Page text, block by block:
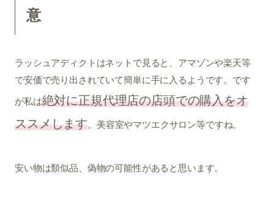
意
ラッシュアディクトはネットで見ると、アマゾンや楽天等
で安価で売り出されていて簡単に手に入るようです。です
が私は絶対に正規代理店の店頭での購入をオ
ススメします。美容室やマツエクサロン等ですね。
安い物は類似品、偽物の可能性があると思います。